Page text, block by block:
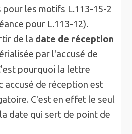
pour les motifs L.113-15-2
pour L.113-12).
de la date de réception
par l'accusé de
pourquoi la lettre
accusé de réception est
C'est en effet le seul
date qui sert de point de